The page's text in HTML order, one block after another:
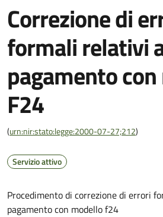
Correzione di
formali relativi
pagamento
F24
(urn:nir:stato:legge:2000-07-27;212)
Servizio attivo
Procedimento di correzione di errori
pagamento con modello f24